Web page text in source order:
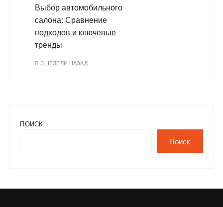
Выбор автомобильного
салона: Сравнение
подходов и ключевые
тренды
3 НЕДЕЛИ НАЗАД
ПОИСК
Поиск